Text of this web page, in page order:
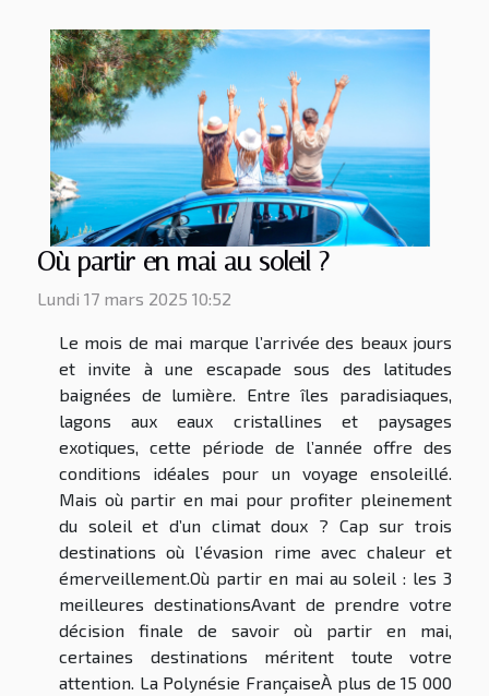
Où partir en mai au soleil ?
Lundi 17 mars 2025 10:52
Le mois de mai marque l’arrivée des beaux jours
et invite à une escapade sous des latitudes
baignées de lumière. Entre îles paradisiaques,
lagons aux eaux cristallines et paysages
exotiques, cette période de l’année offre des
conditions idéales pour un voyage ensoleillé.
Mais où partir en mai pour profiter pleinement
du soleil et d’un climat doux ? Cap sur trois
destinations où l’évasion rime avec chaleur et
émerveillement.Où partir en mai au soleil : les 3
meilleures destinationsAvant de prendre votre
décision finale de savoir où partir en mai,
certaines destinations méritent toute votre
attention. La Polynésie FrançaiseÀ plus de 15 000